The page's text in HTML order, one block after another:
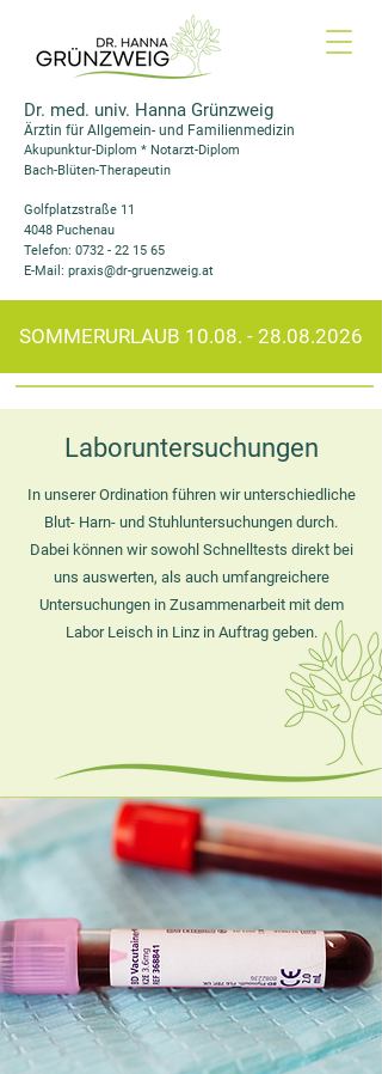
Dr. med. univ. Hanna Grünzweig
Ärztin für Allgemein- und Familienmedizin
Akupunktur-Diplom * Notarzt-Diplom
Bach-Blüten-Therapeutin
Golfplatzstraße 11
4048 Puchenau
Telefon: 0732 - 22 15 65
E-Mail: praxis@dr-gruenzweig.at
SOMMERURLAUB 10.08. - 28.08.2026
Laboruntersuchungen
In unserer Ordination führen wir unterschiedliche
Blut- Harn- und Stuhluntersuchungen durch.
Dabei können wir sowohl Schnelltests direkt bei
uns auswerten, als auch umfangreichere
Untersuchungen in Zusammenarbeit mit dem
Labor Leisch in Linz in Auftrag geben.